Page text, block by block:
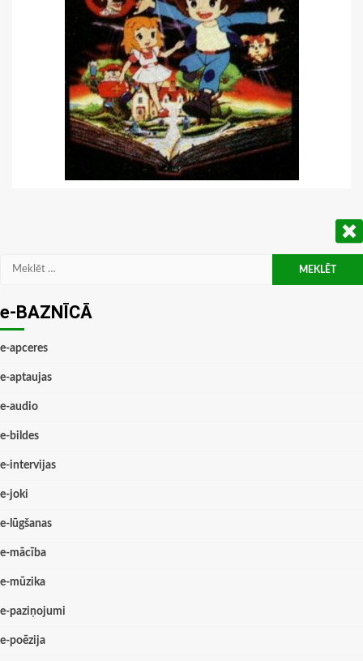
Meklēt:
e-BAZNĪCĀ
e-apceres
e-aptaujas
e-audio
e-bildes
e-intervijas
e-joki
e-lūgšanas
e-mācība
e-mūzika
e-paziņojumi
e-poēzija